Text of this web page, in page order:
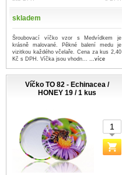
skladem
Šroubovací víčko vzor s Medvídkem je
krásně malované. Pěkné balení medu je
vizitkou každého včelaře. Cena za kus 2,40
Kč s DPH. Víčka jsou vhodn... ...více
Víčko TO 82 - Echinacea /
HONEY 19 / 1 kus